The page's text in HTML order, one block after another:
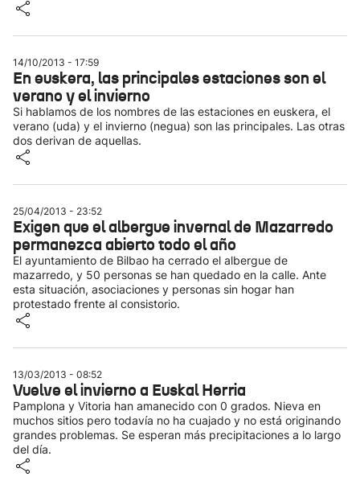
14/10/2013 - 17:59
En euskera, las principales estaciones son el
verano y el invierno
Si hablamos de los nombres de las estaciones en euskera, el
verano (uda) y el invierno (negua) son las principales. Las otras
dos derivan de aquellas.
25/04/2013 - 23:52
Exigen que el albergue invernal de Mazarredo
permanezca abierto todo el año
El ayuntamiento de Bilbao ha cerrado el albergue de
mazarredo, y 50 personas se han quedado en la calle. Ante
esta situación, asociaciones y personas sin hogar han
protestado frente al consistorio.
13/03/2013 - 08:52
Vuelve el invierno a Euskal Herria
Pamplona y Vitoria han amanecido con 0 grados. Nieva en
muchos sitios pero todavía no ha cuajado y no está originando
grandes problemas. Se esperan más precipitaciones a lo largo
del día.